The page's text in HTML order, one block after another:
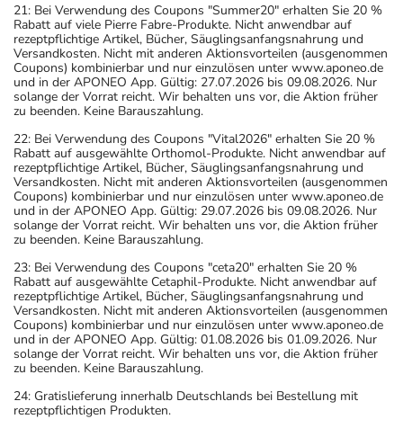
21: Bei Verwendung des Coupons "Summer20" erhalten Sie 20 %
Rabatt auf viele Pierre Fabre-Produkte. Nicht anwendbar auf
rezeptpflichtige Artikel, Bücher, Säuglingsanfangsnahrung und
Versandkosten. Nicht mit anderen Aktionsvorteilen (ausgenommen
Coupons) kombinierbar und nur einzulösen unter www.aponeo.de
und in der APONEO App. Gültig: 27.07.2026 bis 09.08.2026. Nur
solange der Vorrat reicht. Wir behalten uns vor, die Aktion früher
zu beenden. Keine Barauszahlung.
22: Bei Verwendung des Coupons "Vital2026" erhalten Sie 20 %
Rabatt auf ausgewählte Orthomol-Produkte. Nicht anwendbar auf
rezeptpflichtige Artikel, Bücher, Säuglingsanfangsnahrung und
Versandkosten. Nicht mit anderen Aktionsvorteilen (ausgenommen
Coupons) kombinierbar und nur einzulösen unter www.aponeo.de
und in der APONEO App. Gültig: 29.07.2026 bis 09.08.2026. Nur
solange der Vorrat reicht. Wir behalten uns vor, die Aktion früher
zu beenden. Keine Barauszahlung.
23: Bei Verwendung des Coupons "ceta20" erhalten Sie 20 %
Rabatt auf ausgewählte Cetaphil-Produkte. Nicht anwendbar auf
rezeptpflichtige Artikel, Bücher, Säuglingsanfangsnahrung und
Versandkosten. Nicht mit anderen Aktionsvorteilen (ausgenommen
Coupons) kombinierbar und nur einzulösen unter www.aponeo.de
und in der APONEO App. Gültig: 01.08.2026 bis 01.09.2026. Nur
solange der Vorrat reicht. Wir behalten uns vor, die Aktion früher
zu beenden. Keine Barauszahlung.
24: Gratislieferung innerhalb Deutschlands bei Bestellung mit
rezeptpflichtigen Produkten.